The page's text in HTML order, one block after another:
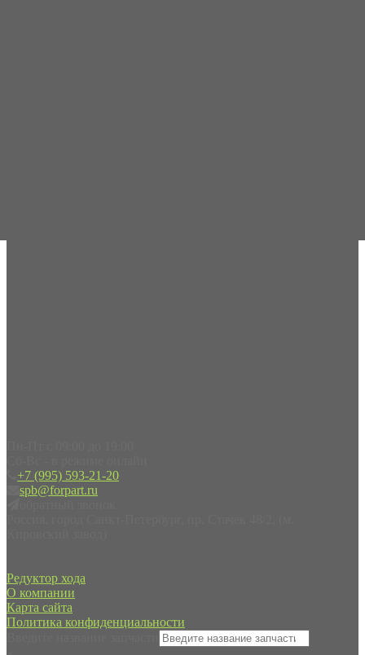
+7 (995) 593-21-20
spb@forpart.ru
Редуктор хода
О компании
Карта сайта
Политика конфиденциальности